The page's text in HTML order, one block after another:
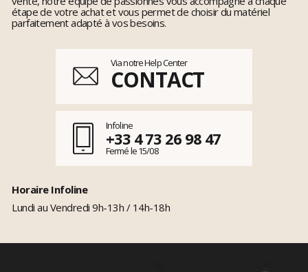
étape de votre achat et vous permet de choisir du matériel
parfaitement adapté à vos besoins.
Via notre Help Center
CONTACT
Infoline
+33 4 73 26 98 47
Fermé le 15/08
Horaire Infoline
Lundi au Vendredi 9h-13h / 14h-18h